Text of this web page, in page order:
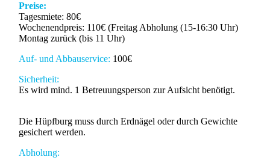
Preise:
Tagesmiete: 80€
Wochenendpreis: 110€ (Freitag Abholung (15-16:30 Uhr)
Montag zurück (bis 11 Uhr)
Auf- und Abbauservice: 100€
Sicherheit:
Es wird mind. 1 Betreuungsperson zur Aufsicht benötigt.
Die Hüpfburg muss durch Erdnägel oder durch Gewichte
gesichert werden.
Abholung: